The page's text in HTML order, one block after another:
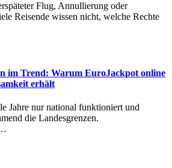
Flug, Annullierung oder
Reisende wissen nicht, welche Rechte
im Trend: Warum EuroJackpot online
erhält
Jahre nur national funktioniert und
die Landesgrenzen.